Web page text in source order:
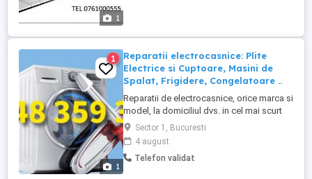
1
1
1
Reparatii electrocasnice: Plite
Electrice si Cuptoare, Masini de
Spalat, Frigidere, Congelatoare ..
Reparatii de electrocasnice, orice marca si
model, la domiciliul dvs. in cel mai scurt
timp posibil, folosind piese originale. -
Frigidere - Lazi Frigorifice - Congelatoare -
Masini de spalat rufe - Masini de spalat
vase - Plite electrice - Cuptoare electrice -
Sector 1, Bucuresti
4 august
Telefon validat